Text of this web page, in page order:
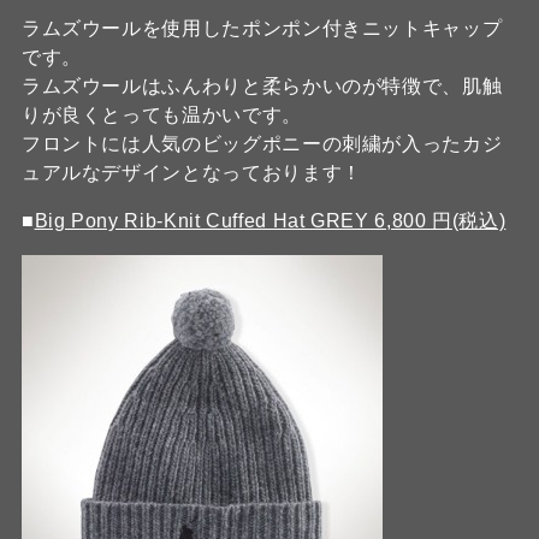
ラムズウールを使用したポンポン付きニットキャップ
です。
ラムズウールはふんわりと柔らかいのが特徴で、肌触
りが良くとっても温かいです。
フロントには人気のビッグポニーの刺繍が入ったカジ
ュアルなデザインとなっております！
■ Big Pony Rib-Knit Cuffed Hat GREY 6,800 円(税込)